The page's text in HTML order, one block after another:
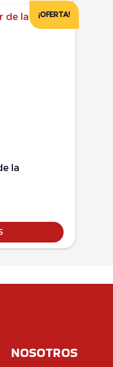
¡OFERTA!
la
NOSOTROS